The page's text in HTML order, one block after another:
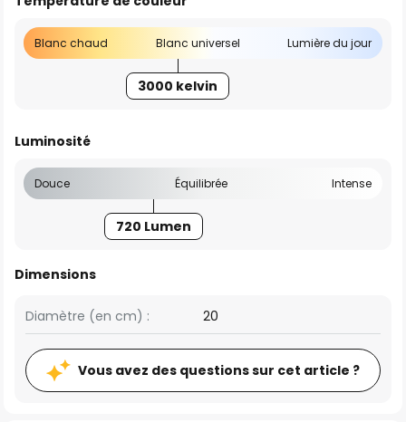
Blanc chaud Blanc universel Lumière du jour
3000 kelvin
Luminosité
Douce Équilibrée Intense
720 Lumen
Dimensions
Diamètre (en cm) : 20
Vous avez des questions sur cet article ?